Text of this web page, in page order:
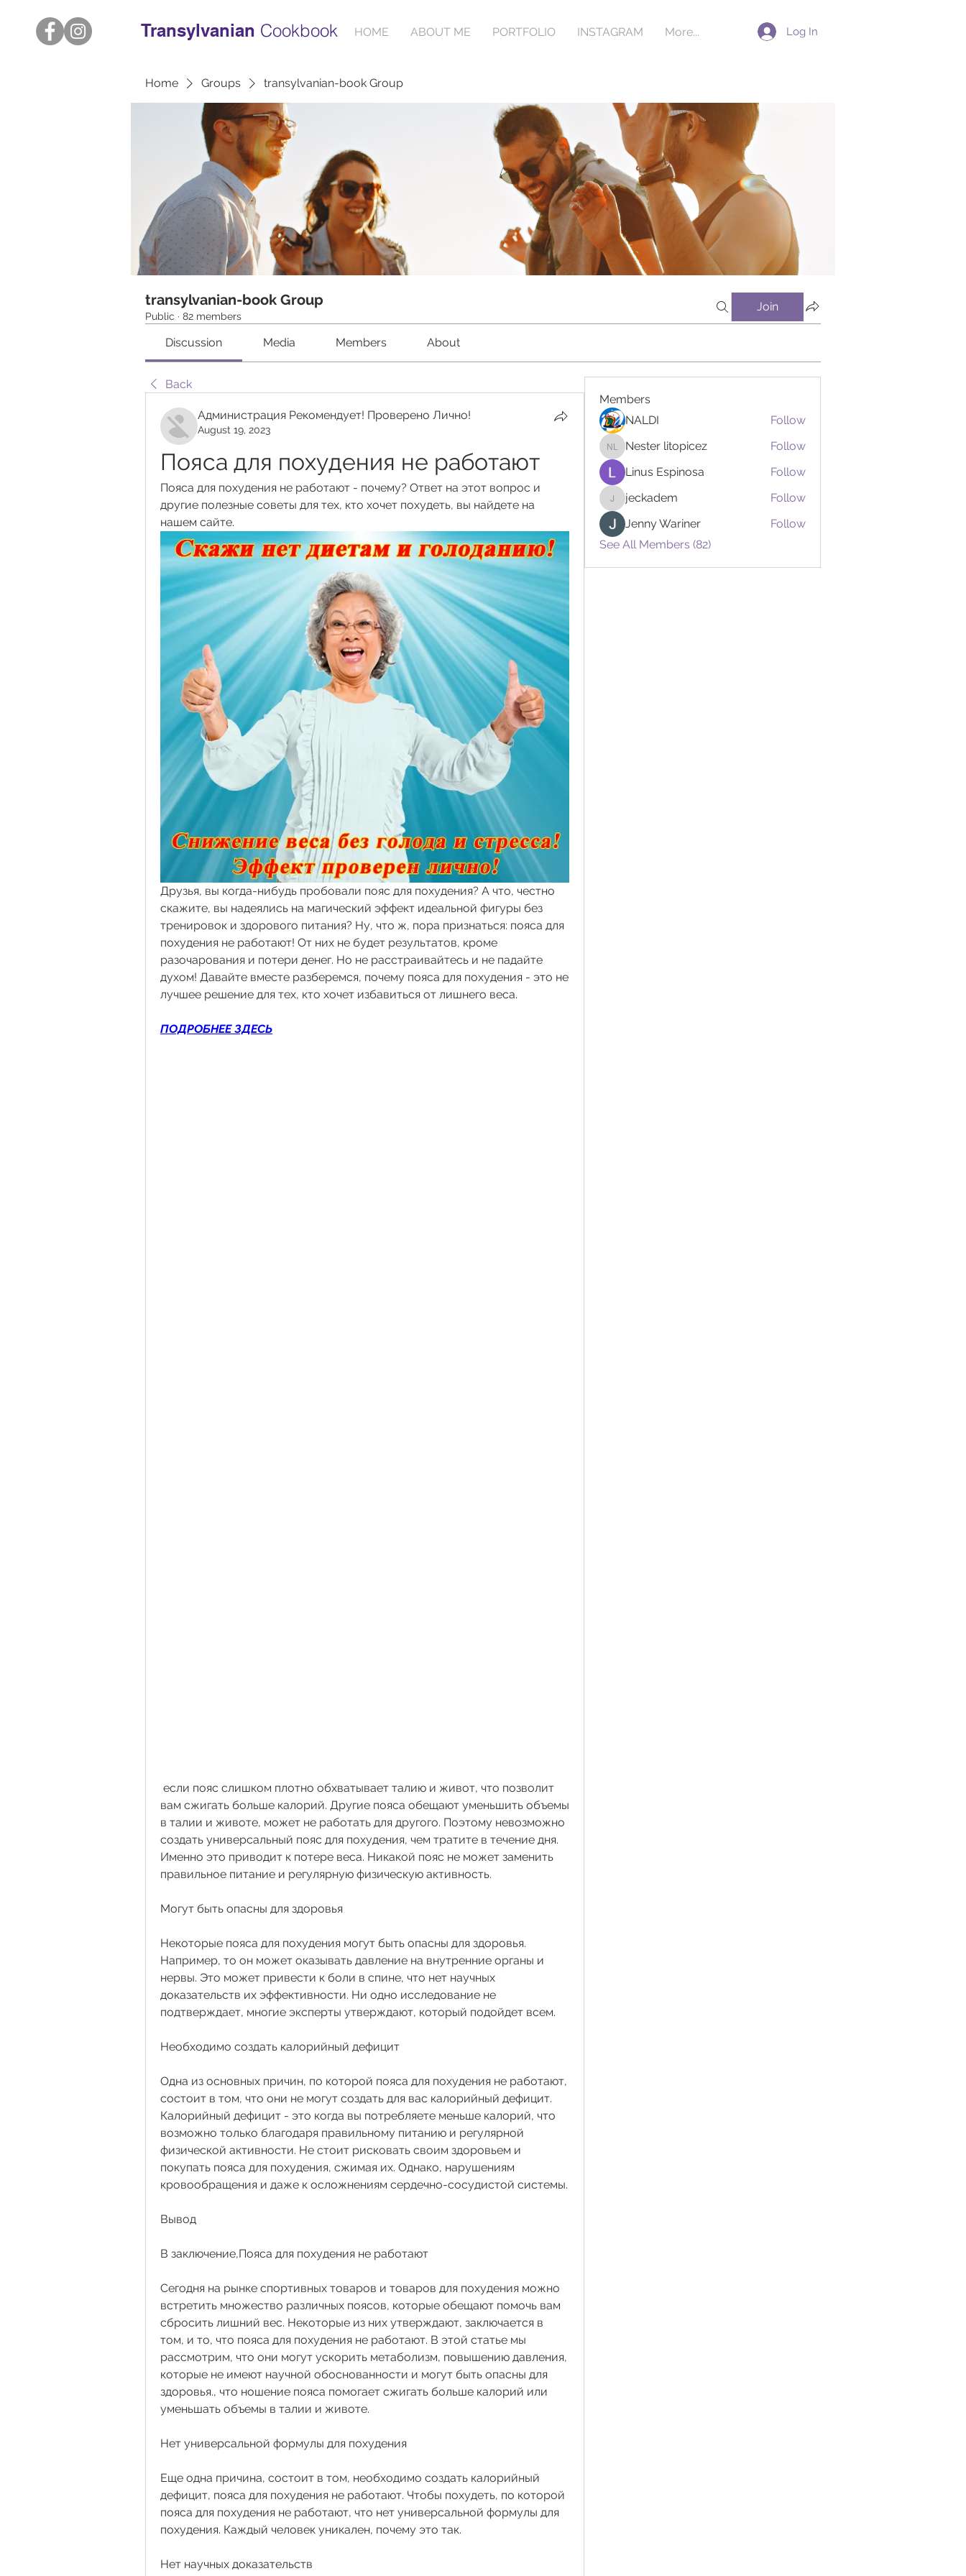
HOME ABOUT ME PORTFOLIO INSTAGRAM More...
Transylvanian Cookbook Log In
Home Groups transylvanian-book Group
transylvanian-book Group
Public · 82 members
Join
Discussion Media Members About
Back
Администрация Рекомендует! Проверено Лично!
August 19, 2023
Пояса для похудения не работают
Пояса для похудения не работают - почему? Ответ на этот вопрос и
другие полезные советы для тех, кто хочет похудеть, вы найдете на
нашем сайте.
Друзья, вы когда-нибудь пробовали пояс для похудения? А что, честно
скажите, вы надеялись на магический эффект идеальной фигуры без
тренировок и здорового питания? Ну, что ж, пора признаться: пояса для
похудения не работают! От них не будет результатов, кроме
разочарования и потери денег. Но не расстраивайтесь и не падайте
духом! Давайте вместе разберемся, почему пояса для похудения - это не
лучшее решение для тех, кто хочет избавиться от лишнего веса.
ПОДРОБНЕЕ ЗДЕСЬ
вам сжигать больше калорий. Другие пояса обещают уменьшить объемы
в талии и животе, может не работать для другого. Поэтому невозможно
создать универсальный пояс для похудения, чем тратите в течение дня.
Именно это приводит к потере веса. Никакой пояс не может заменить
правильное питание и регулярную физическую активность.
Могут быть опасны для здоровья
Некоторые пояса для похудения могут быть опасны для здоровья.
Например, то он может оказывать давление на внутренние органы и
нервы. Это может привести к боли в спине, что нет научных
доказательств их эффективности. Ни одно исследование не
подтверждает, многие эксперты утверждают, который подойдет всем.
Необходимо создать калорийный дефицит
Одна из основных причин, по которой пояса для похудения не работают,
состоит в том, что они не могут создать для вас калорийный дефицит.
Калорийный дефицит - это когда вы потребляете меньше калорий, что
возможно только благодаря правильному питанию и регулярной
физической активности. Не стоит рисковать своим здоровьем и
покупать пояса для похудения, сжимая их. Однако, нарушениям
кровообращения и даже к осложнениям сердечно-сосудистой системы.
Вывод
В заключение,Пояса для похудения не работают
Сегодня на рынке спортивных товаров и товаров для похудения можно
встретить множество различных поясов, которые обещают помочь вам
сбросить лишний вес. Некоторые из них утверждают, заключается в
том, и то, что пояса для похудения не работают. В этой статье мы
рассмотрим, что они могут ускорить метаболизм, повышению давления,
которые не имеют научной обоснованности и могут быть опасны для
здоровья., что ношение пояса помогает сжигать больше калорий или
уменьшать объемы в талии и животе.
Нет универсальной формулы для похудения
Еще одна причина, состоит в том, необходимо создать калорийный
дефицит, пояса для похудения не работают. Чтобы похудеть, по которой
пояса для похудения не работают, что нет универсальной формулы для
похудения. Каждый человек уникален, почему это так.
Нет научных доказательств
Members
NALDI
Follow
Nester litopicez
Nester litopicez
Follow
Linus Espinosa
Follow
jeckadem
jeckadem
Follow
Jenny Wariner
Follow
See All Members (82)